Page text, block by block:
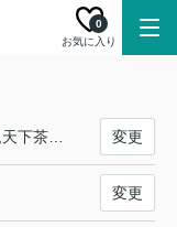
お気に入り
0
変更
変更